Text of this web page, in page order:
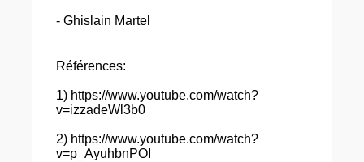
- Ghislain Martel
Références:
1) https://www.youtube.com/watch?
v=izzadeWl3b0
2) https://www.youtube.com/watch?
v=p_AyuhbnPOI